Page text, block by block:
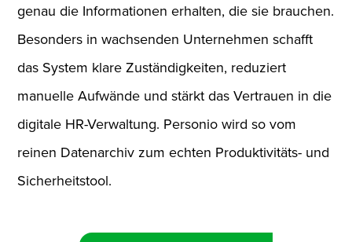
genau die Informationen erhalten, die sie brauchen.
Besonders in wachsenden Unternehmen schafft
das System klare Zuständigkeiten, reduziert
manuelle Aufwände und stärkt das Vertrauen in die
digitale HR-Verwaltung. Personio wird so vom
reinen Datenarchiv zum echten Produktivitäts- und
Sicherheitstool.